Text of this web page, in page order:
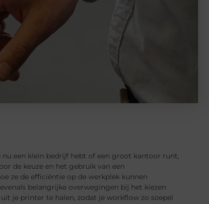
een klein bedrijf hebt of een groot kantoor runt,
de keuze en het gebruik van een
ze de efficiëntie op de werkplek kunnen
belangrijke overwegingen bij het kiezen
je printer te halen, zodat je workflow zo soepel